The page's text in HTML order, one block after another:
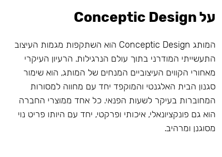
על Conceptic Design
המותג Conceptic Design הוא השתקפות מגמות העיצוב
התעשייתי המודרני בתוך עולם הנרגילות. הרעיון העיקרי
מאחורי הקווים העיצוביים המנחים של המותג, הוא שימור
סגנון הבית האלגנטי והמוקפד יחד עם מחווה למסורות
המחוברות בעיקר לשעות הפנאי. כל אחד ממוצרי החברה
הוא גם פונקציונאלי, איכותי ופרקטי, יחד עם היותו פריט נוי
מסוגנן ומרהיב.